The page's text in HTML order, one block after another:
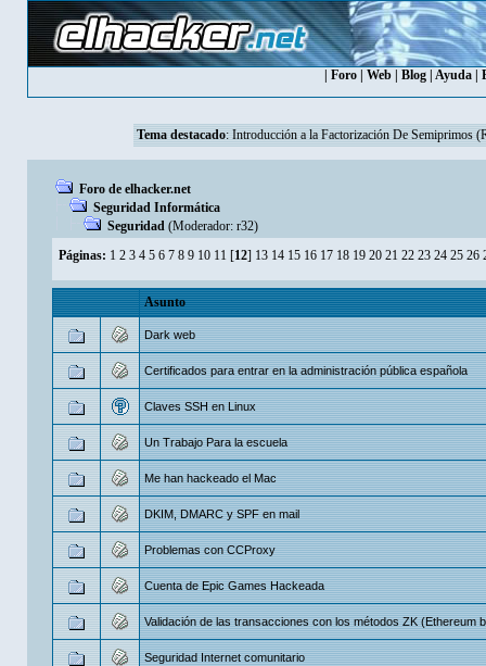
Foro| Web| Blog| Ayuda|
Tema destacado: Introducción a la Factorización De Semiprimos
Foro de elhacker.net
Seguridad Informática
Seguridad (Moderador: r32)
Páginas: 1 2 3 4 5 6 7 8 9 10 11 [12] 13 14 15 16 17 18 19 20 21 22 23 24 25 26
Asunto
Dark web
Certificados para entrar en la administración pública española
Claves SSH en Linux
Un Trabajo Para la escuela
Me han hackeado el Mac
DKIM, DMARC y SPF en mail
Problemas con CCProxy
Cuenta de Epic Games Hackeada
Validación de las transacciones con los métodos ZK (Ethereum
Seguridad Internet comunitario